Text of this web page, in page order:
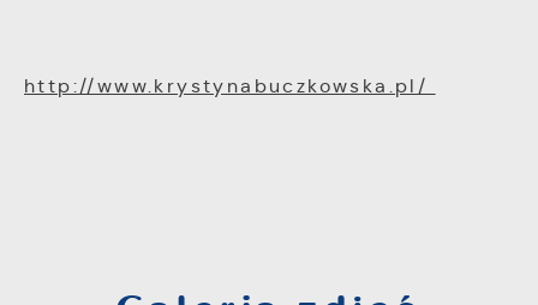
http://www.krystynabuczkowska.pl/